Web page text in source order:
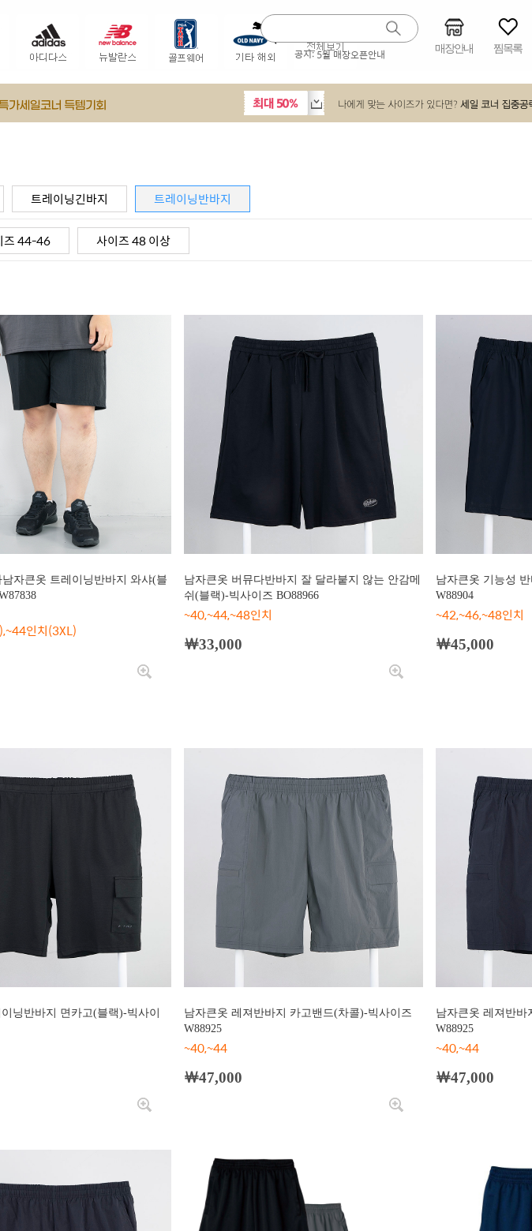
공지:5월 매장오픈안내 매장안내 찜목록
트레이닝긴바지 트레이닝반바지
즈 44-46 사이즈 48 이상
자큰옷 트레이닝반바지 와샤(블
인치(3XL)
남자큰옷 버뮤다반바지 잘 달라붙지 않는 안감메
쉬(블랙)-빅사이즈 BO88966
~40,~44,~48인치
￦33,000
남자큰옷 기능성
W88904
~42,~46,~48인치
￦45,000
닝반바지 면카고(블랙)-빅사이
남자큰옷 레져반바지 카고밴드(차콜)-빅사이즈
W88925
~40,~44
￦47,000
남자큰옷 레져반바
W88925
~40,~44
￦47,000